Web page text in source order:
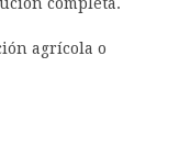
completa.
agrícola o